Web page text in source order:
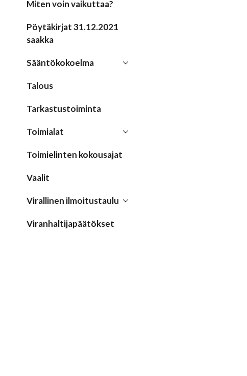
Miten voin vaikuttaa?
Pöytäkirjat 31.12.2021
saakka
Sääntökokoelma
Talous
Tarkastustoiminta
Toimialat
Toimielinten kokousajat
Vaalit
Virallinen ilmoitustaulu
Viranhaltijapäätökset